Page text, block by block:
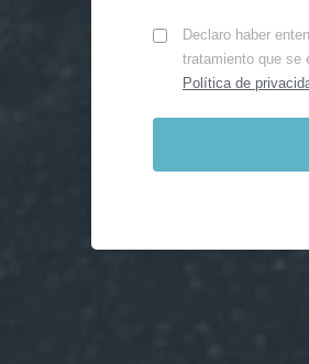
Declaro haber
tratamiento que se
Política de